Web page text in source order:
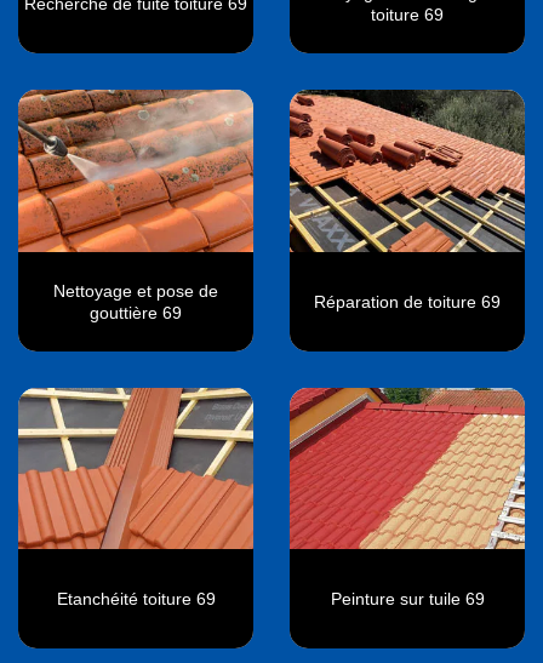
Recherche de fuite toiture 69
toiture 69
Nettoyage et pose de
gouttière 69
Réparation de toiture 69
Etanchéité toiture 69 Peinture sur tuile 69